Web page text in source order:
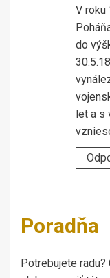
V roku
do
let a s
Poradňa
Potrebujete